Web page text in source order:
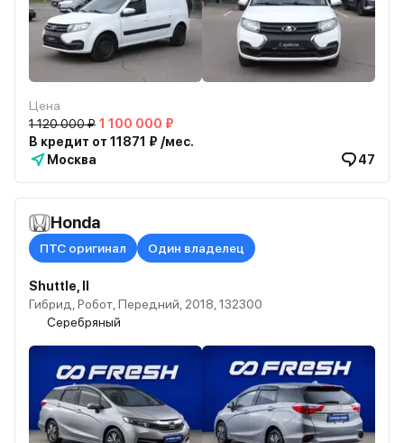
Цена
1 120 000 ₽ 1 100 000 ₽
В кредит от 11871 ₽ /мес.
Москва
47
Honda
ПТС оригинал Один владелец
Shuttle, II
Гибрид, Робот, Передний, 2018, 132300
Серебряный